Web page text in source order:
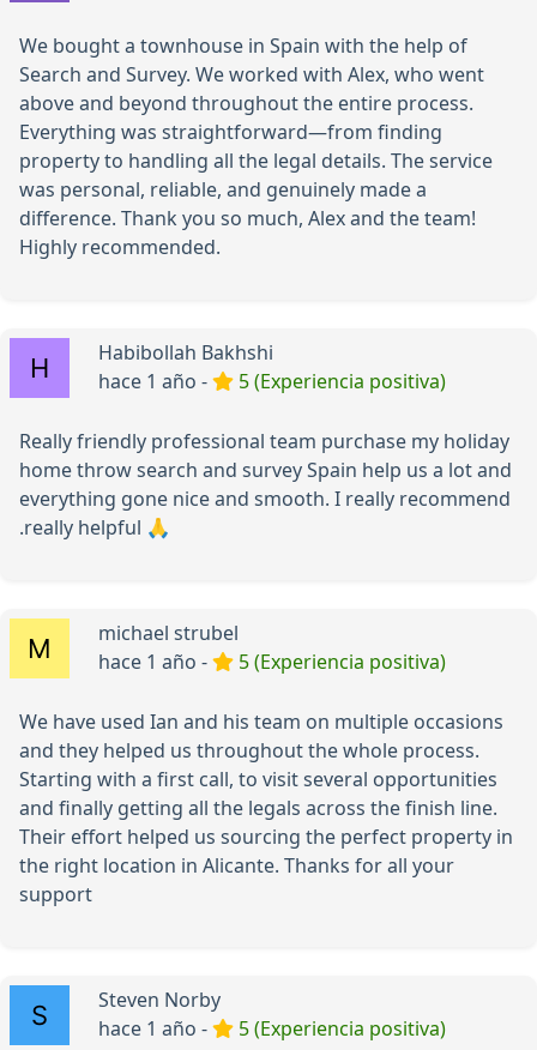
We bought a townhouse in Spain with the help of
Search and Survey. We worked with Alex, who went
above and beyond throughout the entire process.
Everything was straightforward—from finding
property to handling all the legal details. The service
was personal, reliable, and genuinely made a
difference. Thank you so much, Alex and the team!
Highly recommended.
Habibollah Bakhshi
hace 1 año -
5 (Experiencia positiva)
Really friendly professional team purchase my holiday
home throw search and survey Spain help us a lot and
everything gone nice and smooth. I really recommend
.really helpful 🙏
michael strubel
hace 1 año -
5 (Experiencia positiva)
We have used Ian and his team on multiple occasions
and they helped us throughout the whole process.
Starting with a first call, to visit several opportunities
and finally getting all the legals across the finish line.
Their effort helped us sourcing the perfect property in
the right location in Alicante. Thanks for all your
support
Steven Norby
hace 1 año -
5 (Experiencia positiva)